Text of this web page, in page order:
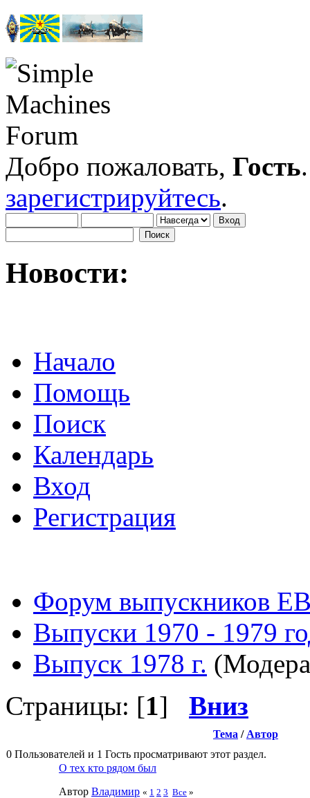
Добро пожаловать, Гость
зарегистрируйтесь.
Новости:
Начало
Помощь
Поиск
Календарь
Вход
Регистрация
Форум выпускников
Выпуски 1970 - 1979
Выпуск 1978 г.
Страницы: [1] Вниз
Тема / Автор
0 Пользователей и 1 Гость просматривают этот раздел.
О тех кто рядом был
Автор Влaдимир « 1 2 3 Все »